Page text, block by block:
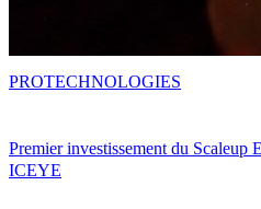
Premier investissement du Scaleup
ICEYE
PROTECHNOLOGIES